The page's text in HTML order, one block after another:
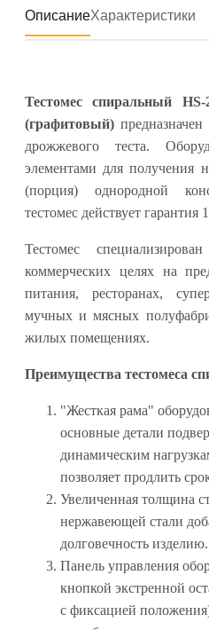
ОписаниеХарактеристики
Тестомес спиральный
(графитовый)
дрожжевого теста.
элементами для получения
(порция) однородной
тестомес действует гарантия
Тестомес
коммерческих целях на
питания, ресторанах,
мучных и мясных
жилых помещениях.
Преимущества тестомеса
"Жесткая рама"
основные детали
динамическим
позволяет продлить
Увеличенная толщина
нержавеющей стали
долговечность изделию.
Панель управления
кнопкой экстренной
с фиксацией